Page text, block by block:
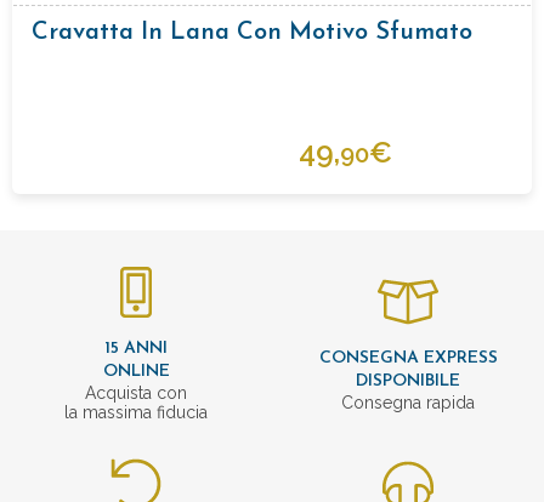
Cravatta In Lana Con Motivo Sfumato
49,90€
15 ANNI
ONLINE
Acquista con
la massima fiducia
CONSEGNA EXPRESS
DISPONIBILE
Consegna rapida